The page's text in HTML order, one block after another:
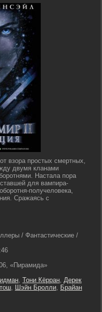
взора простых смертных,
двумя кланами
Настала пора
для вампира-
получеловека,
Сражаясь с
/ Фантастические /
«Пирамида»
, Тони Кёрран, Дерек
, Шэйн Бролли, Брайан